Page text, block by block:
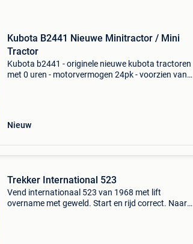
Kubota B2441 Nieuwe Minitractor / Mini
Tractor
Kubota b2441 - originele nieuwe kubota tractoren
met 0 uren - motorvermogen 24pk - voorzien van
Nieuw
Trekker International 523
Vend internationaal 523 van 1968 met lift
overname met geweld. Start en rijd correct. Naar